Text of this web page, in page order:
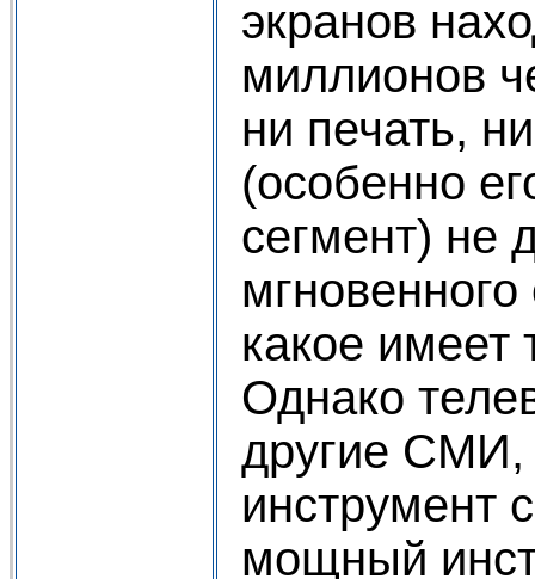
экранов
миллионов
ни печать,
(особенно
сегмент) не
какое имеет
Однако
другие СМИ,
инструмент
мощный